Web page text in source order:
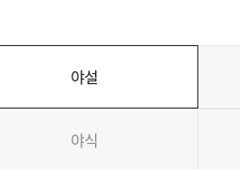
야설
야식